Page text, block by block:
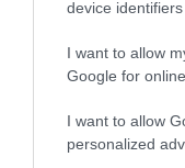
device identifiers
I want to allow
Google for
I want to allow
personalized
Conheça a
da colecção Savoy
DHRT celebra dois
moda e criatividade